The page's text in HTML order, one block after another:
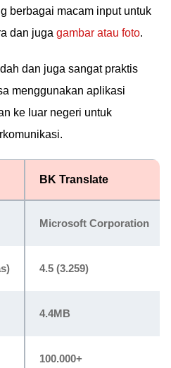
berbagai macam input untuk
dan juga gambar atau foto.
dan juga sangat praktis
menggunakan aplikasi
ke luar negeri untuk
BK Translate
Microsoft Corporation
4.5 (3.259)
4.4MB
100.000+